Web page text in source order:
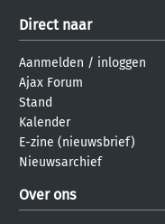
Direct naar
Aanmelden / inloggen
Ajax Forum
Stand
Kalender
E-zine (nieuwsbrief)
Nieuwsarchief
Over ons